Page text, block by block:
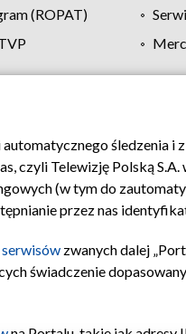
(ROPAT)
zgody Pomocśledzenia i
czyli Telewizję Polską
(w tym do
przez nas
zwanych dalej
świadczenie